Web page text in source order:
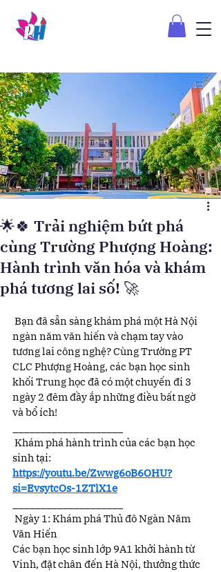
🌟🍀 Trải nghiệm bứt phá
cùng Trường Phượng Hoàng:
Hành trình văn hóa và khám
phá tương lai số! 🚀
Bạn đã sẵn sàng khám phá một Hà Nội
ngàn năm văn hiến và chạm tay vào
tương lai công nghệ? Cùng Trường PT
CLC Phượng Hoàng, các bạn học sinh
khối Trung học đã có một chuyến đi 3
ngày 2 đêm đầy ắp những điều bất ngờ
và bổ ích!
Khám phá hành trình của các bạn học
sinh tại:
https://youtu.be/Zwwg6oB6OHU?
si=EvsytcOs-1ZTlX1e
Ngày 1: Khám phá Thủ đô Ngàn Năm
Văn Hiến
Các bạn học sinh lớp 9A1 khởi hành từ
Vinh, đặt chân đến Hà Nội, thưởng thức